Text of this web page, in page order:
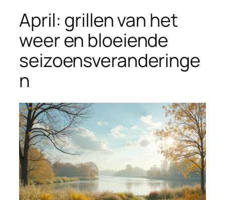
April: grillen van het
weer en bloeiende
seizoensveranderinge
n